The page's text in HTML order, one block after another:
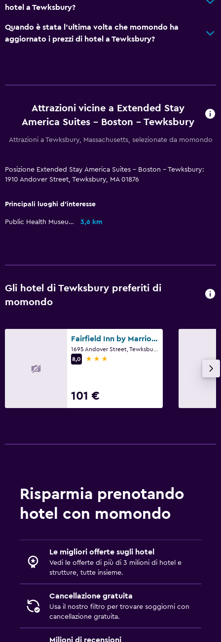
Parcheggio gratuito
Salute e sicurezza
Kit di pronto soccorso
Reception 24h/24
hotel a Tewksbury?
Quando è stata l'ultima volta che momondo ha
aggiornato i prezzi di hotel a Tewksbury?
Attrazioni vicine a Extended Stay
America Suites - Boston - Tewksbury
Attrazioni a Tewksbury, Massachusetts, selezionate da momondo
Posizione Extended Stay America Suites - Boston - Tewksbury:
1910 Andover Street, Tewksbury, MA 01876
Principali luoghi d'interesse
Public Health Museum 3,6 km
Gli hotel di Tewksbury preferiti di
momondo
Fairfield Inn by Marriott Boston Tewksbury/Andover
8,0
3 stelle
101 €
Risparmia prenotando
hotel con momondo
Le migliori offerte sugli hotel
Vedi le offerte di più di 3 milioni di hotel e
strutture, tutte insieme.
Cancellazione gratuita
Usa il nostro filtro per trovare soggiorni con
cancellazione gratuita.
Milioni di recensioni